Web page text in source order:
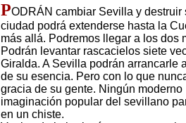
PODRÁN cambiar Sevilla y destruir
ciudad podrá extenderse hasta la
más allá. Podremos llegar a los dos
Podrán levantar rascacielos siete
Giralda. A Sevilla podrán arrancarle
de su esencia. Pero con lo que
gracia de su gente. Ningún moderno
imaginación popular del sevillano
en un chiste.